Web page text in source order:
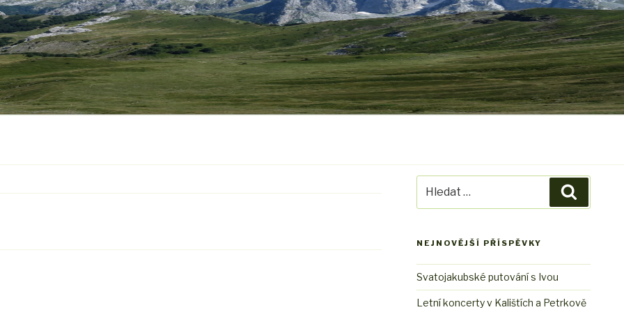
NEJNOVĚJŠÍ PŘÍSPĚVKY
Svatojakubské putování s Ivou
Letní koncerty v Kalištích a Petrkově